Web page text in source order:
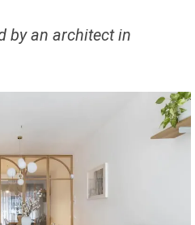
by an architect in